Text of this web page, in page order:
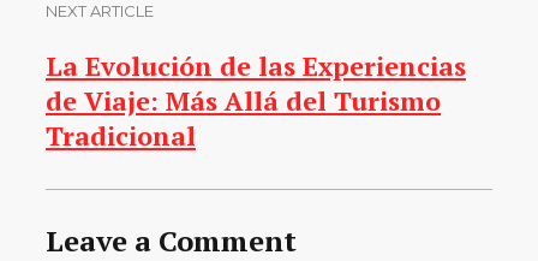
NEXT ARTICLE
La Evolución de las Experiencias
de Viaje: Más Allá del Turismo
Tradicional
Leave a Comment